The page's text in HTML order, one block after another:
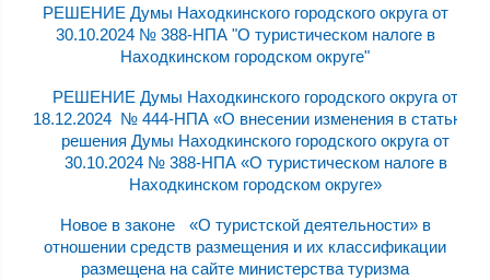
РЕШЕНИЕ Думы Находкинского городского округа от
30.10.2024 № 388-НПА "О туристическом налоге в
Находкинском городском округе"
РЕШЕНИЕ Думы Находкинского городского округа от
18.12.2024 № 444-НПА «О внесении изменения в статью 2
решения Думы Находкинского городского округа от
30.10.2024 № 388-НПА «О туристическом налоге в
Находкинском городском округе»
Новое в законе «О туристской деятельности» в
отношении средств размещения и их классификации
размещена на сайте министерства туризма